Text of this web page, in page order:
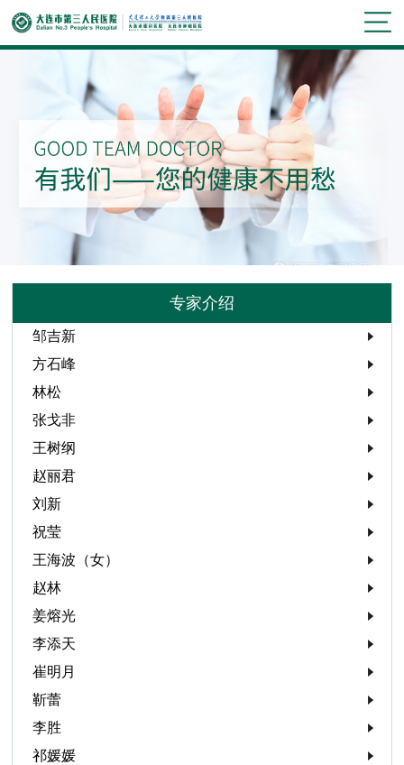
专家介绍
邹吉新
方石峰
林松
张戈非
王树纲
赵丽君
刘新
祝莹
王海波（女）
赵林
姜熔光
李添天
崔明月
靳蕾
李胜
祁媛媛